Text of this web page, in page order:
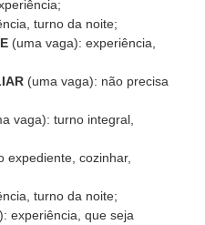
turno da noite;
(uma vaga): experiência,
(uma vaga): não precisa
vaga): turno integral,
expediente, cozinhar,
turno da noite;
experiência, que seja